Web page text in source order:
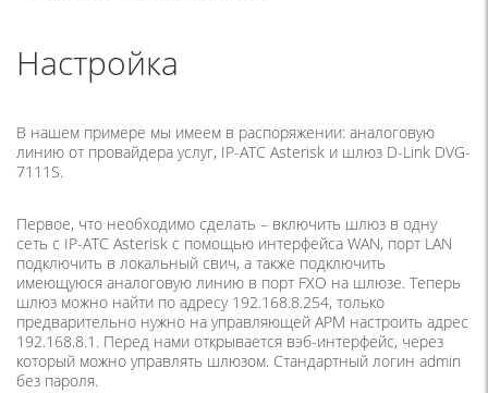
Настройка
В нашем примере мы имеем в распоряжении: аналоговую
линию от провайдера услуг, IP-АТС Asterisk и шлюз D-Link DVG-
7111S.
Первое, что необходимо сделать – включить шлюз в одну
сеть с IP-АТС Asterisk с помощью интерфейса WAN, порт LAN
подключить в локальный свич, а также подключить
имеющуюся аналоговую линию в порт FXO на шлюзе. Теперь
шлюз можно найти по адресу 192.168.8.254, только
предварительно нужно на управляющей АРМ настроить адрес
192.168.8.1. Перед нами открывается вэб-интерфейс, через
который можно управлять шлюзом. Стандартный логин admin
без пароля.